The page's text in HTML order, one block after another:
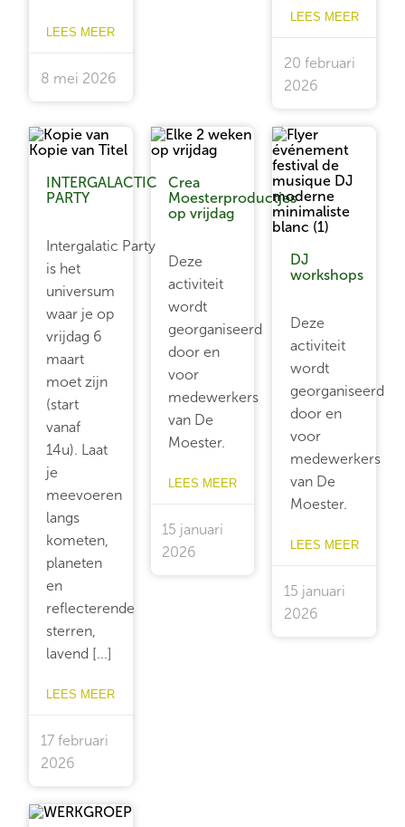
LEES MEER
8 mei 2026
LEES MEER
20 februari
2026
INTERGALACTIC
PARTY
Intergalatic Party
is het
universum
waar je op
vrijdag 6
maart
moet zijn
(start
vanaf
14u). Laat
je
meevoeren
langs
kometen,
planeten
en
reflecterende
sterren,
lavend [...]
LEES MEER
17 februari
2026
Crea
Moesterproductjes
op vrijdag
Deze
activiteit
wordt
georganiseerd
door en
voor
medewerkers
van De
Moester.
LEES MEER
15 januari
2026
DJ
workshops
Deze
activiteit
wordt
georganiseerd
door en
voor
medewerkers
van De
Moester.
LEES MEER
15 januari
2026